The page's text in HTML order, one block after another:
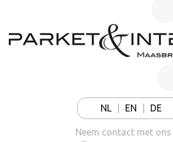
NL EN DE
Neem contact met ons